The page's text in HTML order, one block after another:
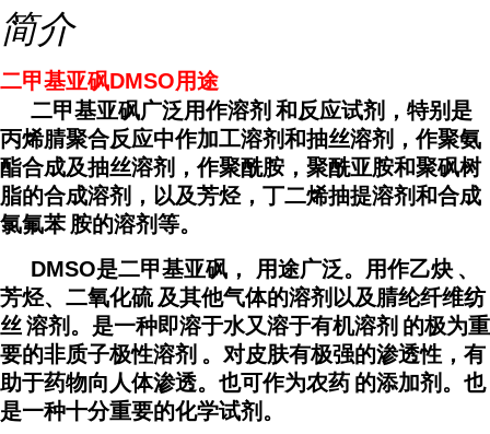
简介
二甲基亚砜DMSO用途
二甲基亚砜广泛用作溶剂 和反应试剂，特别是
丙烯腈聚合反应中作加工溶剂和抽丝溶剂，作聚氨
酯合成及抽丝溶剂，作聚酰胺，聚酰亚胺和聚砜树
脂的合成溶剂，以及芳烃，丁二烯抽提溶剂和合成
氯氟苯 胺的溶剂等。
DMSO是二甲基亚砜， 用途广泛。用作乙炔 、
芳烃、 二氧化硫 及其他气体的溶剂以及腈纶纤维纺
丝溶剂。是一种即溶于水又溶于有机溶剂 的极为重
要的非质子极性溶剂 。对皮肤有极强的渗透性，有
助于药物向人体渗透。也可作为农药 的添加剂。也
是一种十分重要的化学试剂。